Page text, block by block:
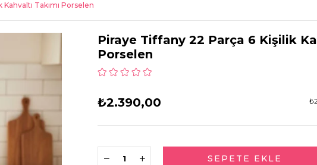
Takımı Porselen
Piraye Tiffany 22 Parça 6 Kişilik
Porselen
₺2.390,00